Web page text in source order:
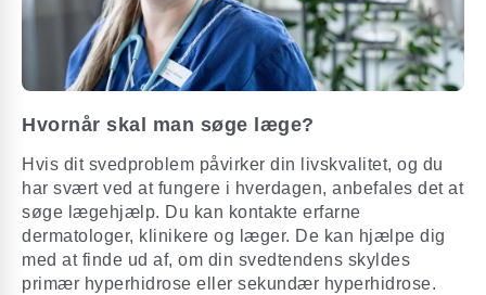
Hvornår skal man søge læge?
Hvis dit svedproblem påvirker din livskvalitet, og du
har svært ved at fungere i hverdagen, anbefales det at
søge lægehjælp. Du kan kontakte erfarne
dermatologer, klinikere og læger. De kan hjælpe dig
med at finde ud af, om din svedtendens skyldes
primær hyperhidrose eller sekundær hyperhidrose.